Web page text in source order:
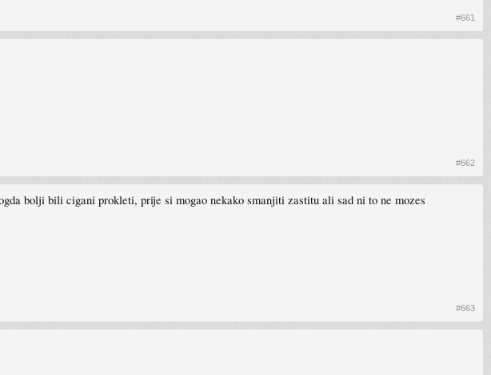
#661
#662
bolji bili cigani prokleti, prije si mogao nekako smanjiti zastitu ali sad ni to ne mozes
#663